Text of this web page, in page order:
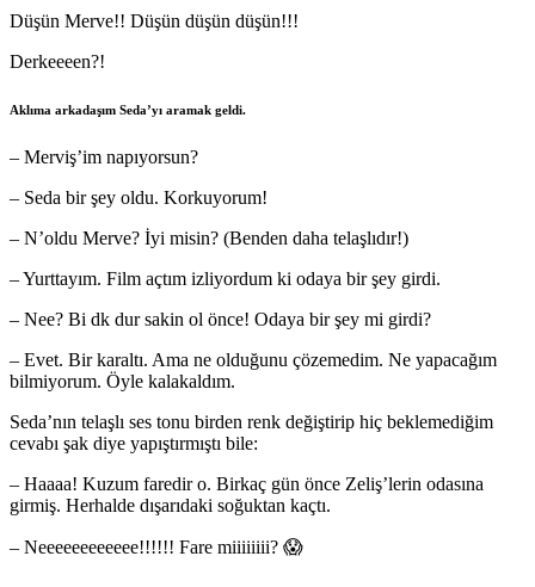
Düşün Merve!! Düşün düşün düşün!!!
Derkeeeen?!
Aklıma arkadaşım Seda’yı aramak geldi.
– Merviş’im napıyorsun?
– Seda bir şey oldu. Korkuyorum!
– N’oldu Merve? İyi misin? (Benden daha telaşlıdır!)
– Yurttayım. Film açtım izliyordum ki odaya bir şey girdi.
– Nee? Bi dk dur sakin ol önce! Odaya bir şey mi girdi?
– Evet. Bir karaltı. Ama ne olduğunu çözemedim. Ne yapacağım
bilmiyorum. Öyle kalakaldım.
Seda’nın telaşlı ses tonu birden renk değiştirip hiç beklemediğim
cevabı şak diye yapıştırmıştı bile:
– Haaaa! Kuzum faredir o. Birkaç gün önce Zeliş’lerin odasına
girmiş. Herhalde dışarıdaki soğuktan kaçtı.
– Neeeeeeeeeeee!!!!!! Fare miiiiiiii? 😱